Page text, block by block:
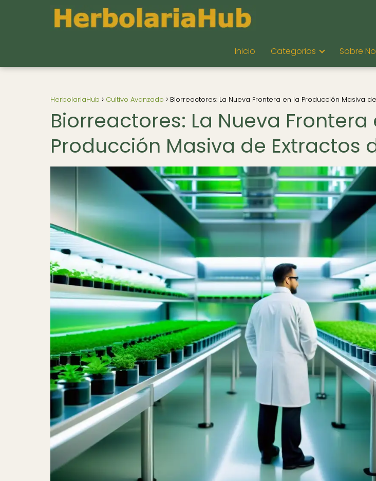
Inicio Categorias Sobre
HerbolariaHub Cultivo Avanzado Biorreactores: La Nueva Frontera en la Producción Masiva
Biorreactores: La Nueva Frontera
Producción Masiva de Extractos